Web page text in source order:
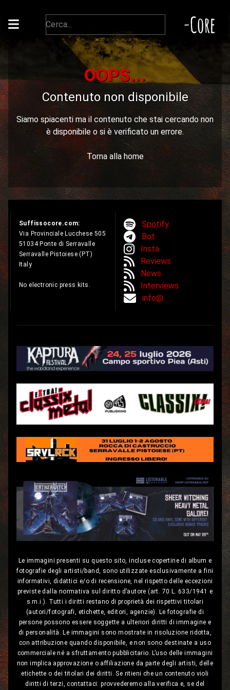
-Core
OOPS...
Contenuto non disponibile
Siamo spiacenti ma il contenuto che stai cercando non
è disponibile o si è verificato un errore.
Torna alla home
Suffissocore.com:
Via Provinciale Lucchese 505
51034 Ponte di Serravalle
Serravalle Pistoiese (PT)
Italy
No electronic press kits.
Spotify
Bot
Insta
Reviews
News
Interviews
info@
Le immagini presenti su questo sito, incluse copertine di album e
fotografie degli artisti/band, sono utilizzate esclusivamente a fini
informativi, didattici e/o di recensione, nel rispetto delle eccezioni
previste dalla normativa sul diritto d’autore (art. 70 L. 633/1941 e
s.m.i.). Tutti i diritti restano di proprietà dei rispettivi titolari
(autori/fotografi, etichette, editori, agenzie). Le fotografie di
persone possono essere soggette a ulteriori diritti di immagine e
di personalità. Le immagini sono mostrate in risoluzione ridotta,
con attribuzione quando disponibile, e non sono destinate a uso
commerciale né a sfruttamento pubblicitario. L’uso delle immagini
non implica approvazione o affiliazione da parte degli artisti, delle
etichette o dei titolari dei diritti. Se ritieni che un contenuto violi
diritti di terzi, contattaci: provvederemo alla verifica e, se del